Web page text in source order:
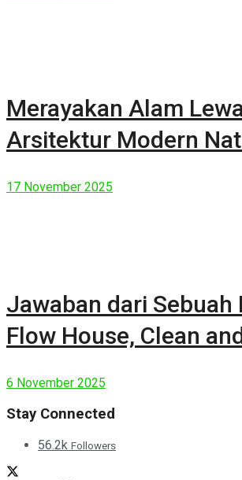
Merayakan Alam
Arsitektur Modern
17 November 2025
Jawaban dari Sebuah
Flow House, Clean
6 November 2025
Stay Connected
56.2k Followers